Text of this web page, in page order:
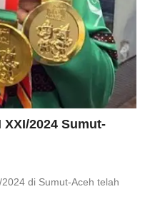
2024 Sumut-
di Sumut-Aceh telah